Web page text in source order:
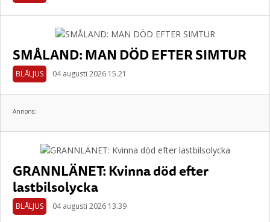
SMÅLAND: MAN DÖD EFTER SIMTUR
BLÅLJUS 04 augusti 2026 15.21
Annons:
GRANNLÄNET: Kvinna död efter
lastbilsolycka
BLÅLJUS 04 augusti 2026 13.39